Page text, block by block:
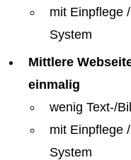
mit Einpflege
System
Mittlere
einmalig
wenig Text-/
mit Einpflege
System